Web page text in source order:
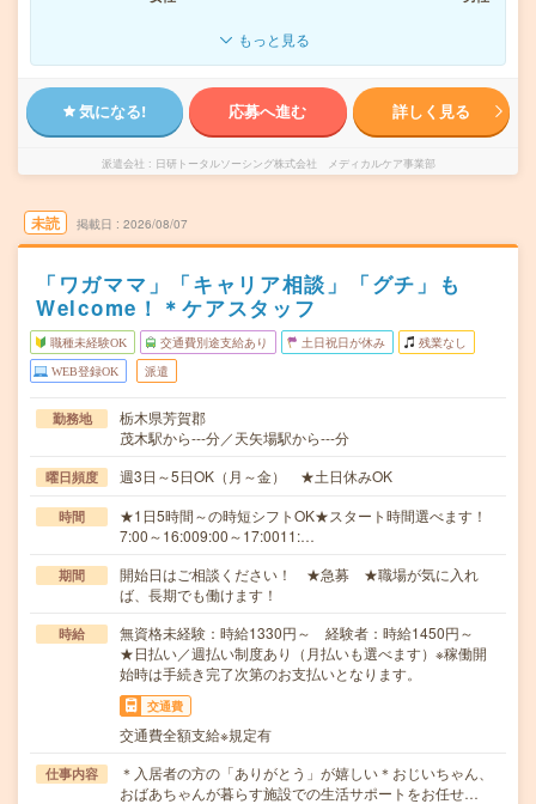
もっと見る
気になる! 応募へ進む 詳しく見る
派遣会社 日研トータルソーシング株式会社 メディカルケア事業部
未読 掲載日 2026/08/07
「ワガママ」「キャリア相談」「グチ」も
Welcome！＊ケアスタッフ
職種未経験OK 交通費別途支給あり 土日祝日が休み 残業なし
WEB登録OK 派遣
勤務地
栃木県芳賀郡
茂木駅から---分／天矢場駅から---分
曜日頻度 週3日～5日OK（月～金） ★土日休みOK
時間
★1日5時間～の時短シフトOK★スタート時間選べます！
7:00～16:009:00～17:0011:…
期間
開始日はご相談ください！ ★急募 ★職場が気に入れ
ば、長期でも働けます！
時給
無資格未経験：時給1330円～ 経験者：時給1450円～
★日払い／週払い制度あり（月払いも選べます）※稼働開
始時は手続き完了次第のお支払いとなります。
交通費
交通費全額支給※規定有
仕事内容
＊入居者の方の「ありがとう」が嬉しい＊おじいちゃん、
おばあちゃんが暮らす施設での生活サポートをお任せ…